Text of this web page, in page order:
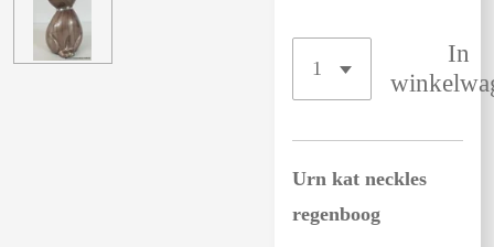
In
Urn kat neckles
regenboog